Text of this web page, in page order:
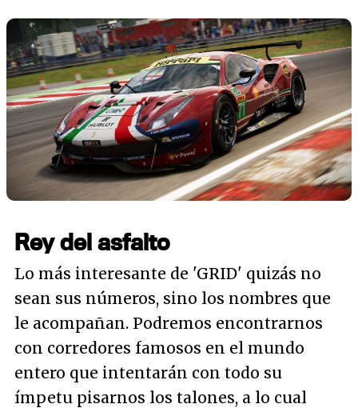
Rey del asfalto
Lo más interesante de 'GRID' quizás no
sean sus números, sino los nombres que
le acompañan. Podremos encontrarnos
con corredores famosos en el mundo
entero que intentarán con todo su
ímpetu pisarnos los talones, a lo cual